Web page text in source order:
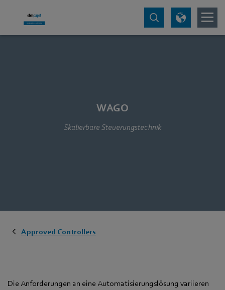
WAGO
Skalierbare Steuerungstechnik
Approved Controllers
Die Anforderungen an eine Automatisierungslösung variieren